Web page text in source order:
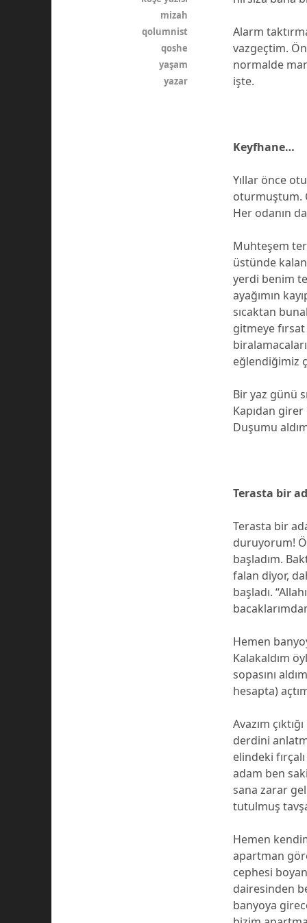
Alarm
vazgeçtim.
normalde
işte.
Keyfhane…
Yıllar önce
oturmuştum.
Her odanın
Muhteşem
üstünde
yerdi benim
ayağımın
sıcaktan
gitmeye
eğlendiğimiz
Bir yaz günü
Kapıdan
Duşumu
Terasta bir
Terasta bir
duruyorum!
başladım.
falan diyor,
başladı.
Hemen
Kalakaldım
sopasını
hesapta)
Avazım
derdini
elindeki
adam ben
sana zarar
tutulmuş
Hemen
apartman
cephesi
dairesinden
banyoya
mizah
qolumnist
qoshe
yaşam
yazar